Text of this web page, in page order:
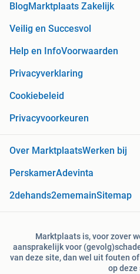
BlogMarktplaats Zakelijk
Veilig en Succesvol
Help en InfoVoorwaarden
Privacyverklaring
Cookiebeleid
Privacyvoorkeuren
Over MarktplaatsWerken bij
PerskamerAdevinta
2dehands2ememainSitemap
Marktplaats is, voor zover
aansprakelijk voor
van deze site, dan wel uit fouten
op deze